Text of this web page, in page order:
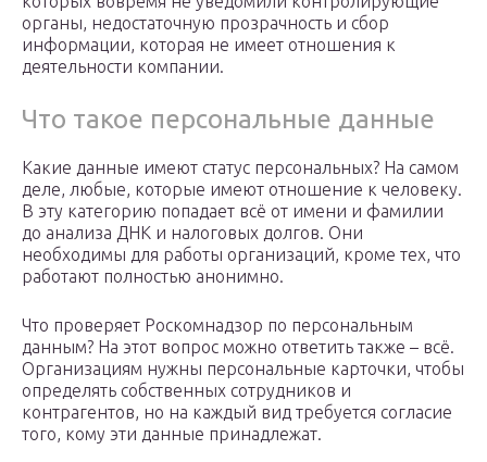
органы, недостаточную прозрачность и сбор
информации, которая не имеет отношения к
деятельности компании.
Что такое персональные данные
Какие данные имеют статус персональных? На самом
деле, любые, которые имеют отношение к человеку.
В эту категорию попадает всё от имени и фамилии
до анализа ДНК и налоговых долгов. Они
необходимы для работы организаций, кроме тех, что
работают полностью анонимно.
Что проверяет Роскомнадзор по персональным
данным? На этот вопрос можно ответить также – всё.
Организациям нужны персональные карточки, чтобы
определять собственных сотрудников и
контрагентов, но на каждый вид требуется согласие
того, кому эти данные принадлежат.